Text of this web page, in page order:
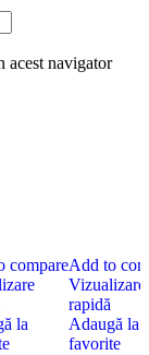
acest navigator
compare
la
Add to
Vizualizare
rapidă
Adaugă la
favorite